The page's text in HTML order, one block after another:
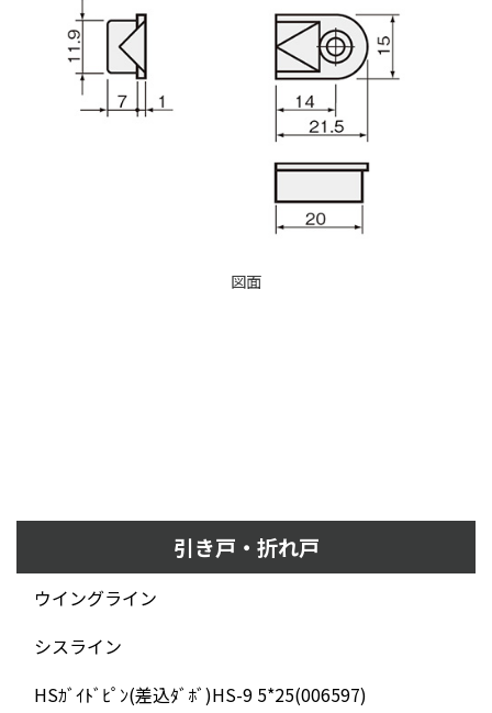
図面
引き戸・折れ戸
ウイングライン
シスライン
HSｶﾞｲﾄﾞﾋﾟﾝ(差込ﾀﾞﾎﾞ)HS-9 5*25(006597)